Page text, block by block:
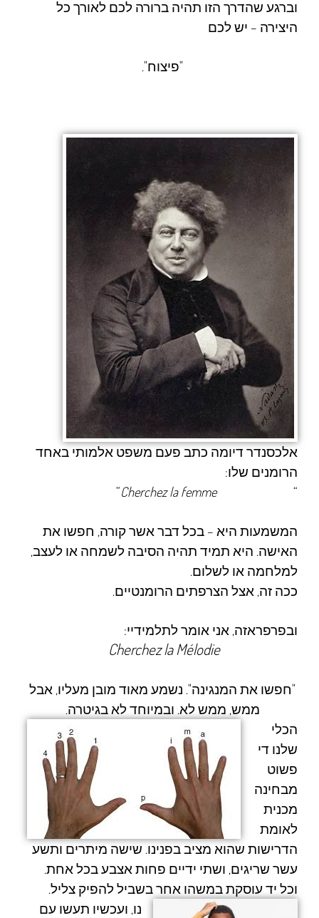
וברגע שהדרך הזו תהיה ברורה לכם לאורך כל
היצירה – יש לכם
"פיצוח".
אלכסנדר דיומה כתב פעם משפט אלמותי באחד
הרומנים שלו:
“
Cherchez la femme
”
המשמעות היא – בכל דבר אשר קורה, חפשו את
האישה. היא תמיד תהיה הסיבה לשמחה או לעצב,
למלחמה או לשלום.
ככה זה, אצל הצרפתים הרומנטיים.
ובפרפראזה, אני אומר לתלמידיי:
Cherchez laMélodie
"חפשו את המנגינה". נשמע מאוד מובן מעליו, אבל
ממש, ממש לא. ובמיוחד לא בגיטרה.
הכלי
שלנו די
פשוט
מבחינה
מכנית
לאומת
הדרישות שהוא מציב בפנינו. שישה מיתרים ותשע
עשר שריגים, ושתי ידיים פחות אצבע בכל אחת.
וכל יד עוסקת במשהו אחר בשביל להפיק צליל.
נו, ועכשיו תעשו עם